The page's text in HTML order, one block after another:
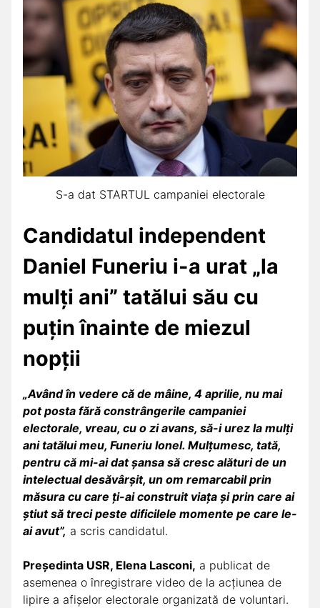
S-a dat STARTUL campaniei electorale
Candidatul independent
Daniel Funeriu i-a urat „la
mulţi ani” tatălui său cu
puţin înainte de miezul
nopţii
„Având în vedere că de mâine, 4 aprilie, nu mai
pot posta fără constrângerile campaniei
electorale, vreau, cu o zi avans, să-i urez la mulţi
ani tatălui meu, Funeriu Ionel. Mulţumesc, tată,
pentru că mi-ai dat şansa să cresc alături de un
intelectual desăvârşit, un om remarcabil prin
măsura cu care ţi-ai construit viaţa şi prin care ai
ştiut să treci peste dificilele momente pe care le-
ai avut”, a scris candidatul.
Preşedinta USR, Elena Lasconi, a publicat de
asemenea o înregistrare video de la acţiunea de
lipire a afişelor electorale organizată de voluntari.